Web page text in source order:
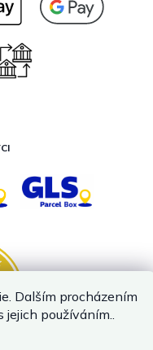
Dalším procházením
používáním..